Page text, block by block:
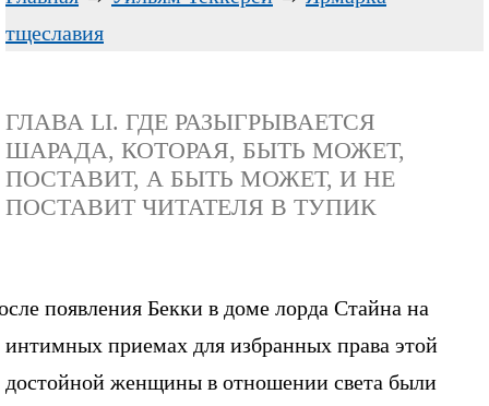
тщеславия
ГЛАВА LI. ГДЕ РАЗЫГРЫВАЕТСЯ
ШАРАДА, КОТОРАЯ, БЫТЬ МОЖЕТ,
ПОСТАВИТ, А БЫТЬ МОЖЕТ, И НЕ
ПОСТАВИТ ЧИТАТЕЛЯ В ТУПИК
появления Бекки в доме лорда Стайна на
интимных приемах для избранных права этой
достойной женщины в отношении света были